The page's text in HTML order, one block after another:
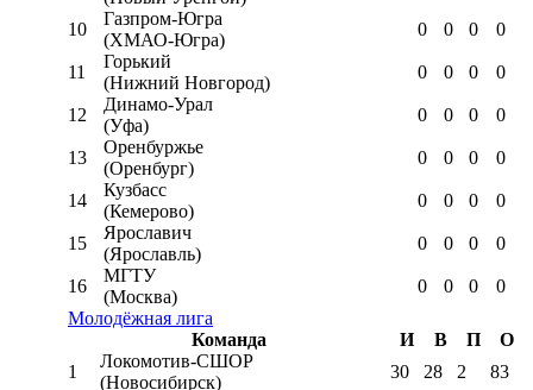
10
Газпром-Югра
(ХМАО-Югра)
0 0 0 0
11
Горький
(Нижний Новгород)
0 0 0 0
12
Динамо-Урал
(Уфа)
0 0 0 0
13
Оренбуржье
(Оренбург)
0 0 0 0
14
Кузбасс
(Кемерово)
0 0 0 0
15
Ярославич
(Ярославль)
0 0 0 0
16
МГТУ
(Москва)
0 0 0
0
Молодёжная лига
Команда
И В П
О
1
Локомотив-CШОР
(Новосибирск)
30 28 2 83